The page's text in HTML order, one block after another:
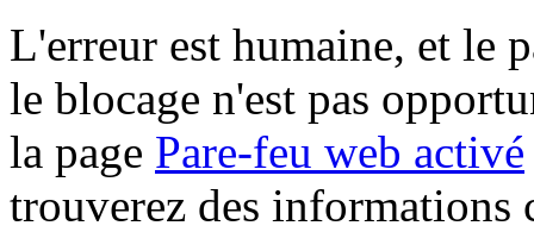
L'erreur est humaine, et le
le blocage n'est pas
la page Pare-feu web activé
trouverez des informations